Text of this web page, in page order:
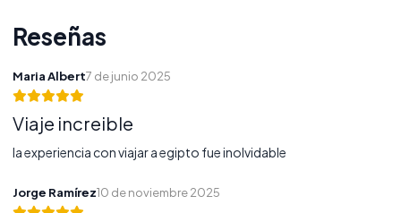
Reseñas
Maria Albert7 de junio 2025
Viaje increible
la experiencia con viajar a egipto fue inolvidable
Jorge Ramírez10 de noviembre 2025